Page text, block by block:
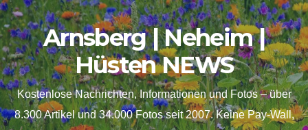
springen
Skip
to
content
Arnsberg | Neheim |
Hüsten NEWS
Kostenlose Nachrichten, Informationen und Fotos – über
8.300 Artikel und 34.000 Fotos seit 2007. Keine Pay-Wall,